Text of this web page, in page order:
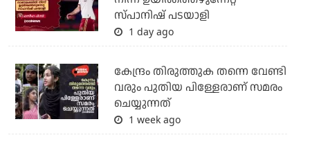
സ്പാനിഷ് പടയാളി
1 day ago
കേന്ദ്രം തിരുത്തുക തന്നെ വേണ്ടി
വരും പുതിയ പിള്ളേരാണ് സമരം
ചെയ്യുന്നത്
1 week ago